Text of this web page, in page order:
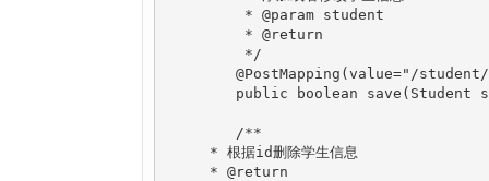
* 根据id删除学生信息
* @return